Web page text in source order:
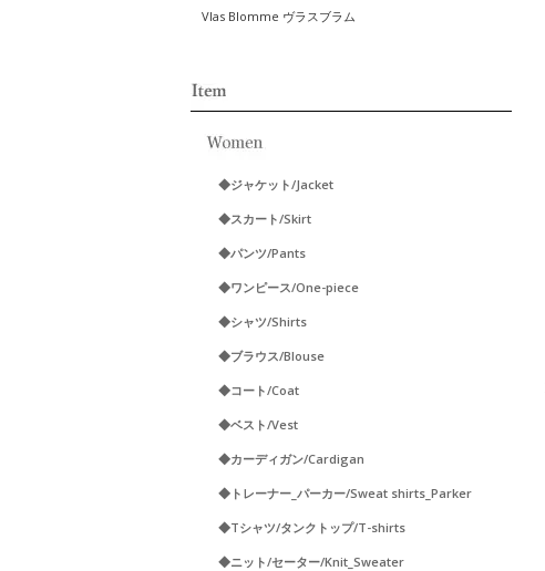
Vlas Blomme ヴラスブラム
◆ジャケット/Jacket
◆スカート/Skirt
◆パンツ/Pants
◆ワンピース/One-piece
◆シャツ/Shirts
◆ブラウス/Blouse
◆コート/Coat
◆ベスト/Vest
◆カーディガン/Cardigan
◆トレーナー_パーカー/Sweat shirts_Parker
◆Tシャツ/タンクトップ/T-shirts
◆ニット/セーター/Knit_Sweater